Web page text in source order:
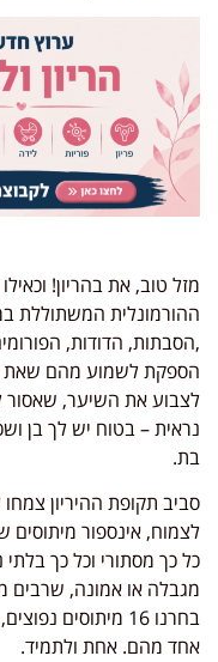
מזל טוב, את בהריון!
ההורמונלית המשתוללת
,הסבתות, הדודות,
הספקת לשמוע מהם שאת
לצבוע את השיער,
נראית – בטוח יש לך בן
בת.
סביב תקופת ההיריון
לצמוח, אינספור מיתוסים
כל כך מסתורי וכל כך
מגבלה או אמונה, שרבים
בחרנו 16
אחד מהם. אחת ולתמיד.